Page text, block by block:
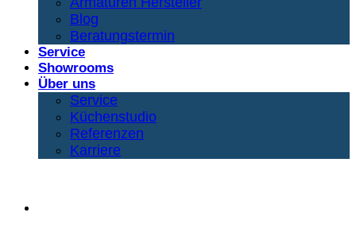
Blog
Beratungstermin
Service
Showrooms
Über uns
Service
Küchenstudio
Referenzen
Karriere